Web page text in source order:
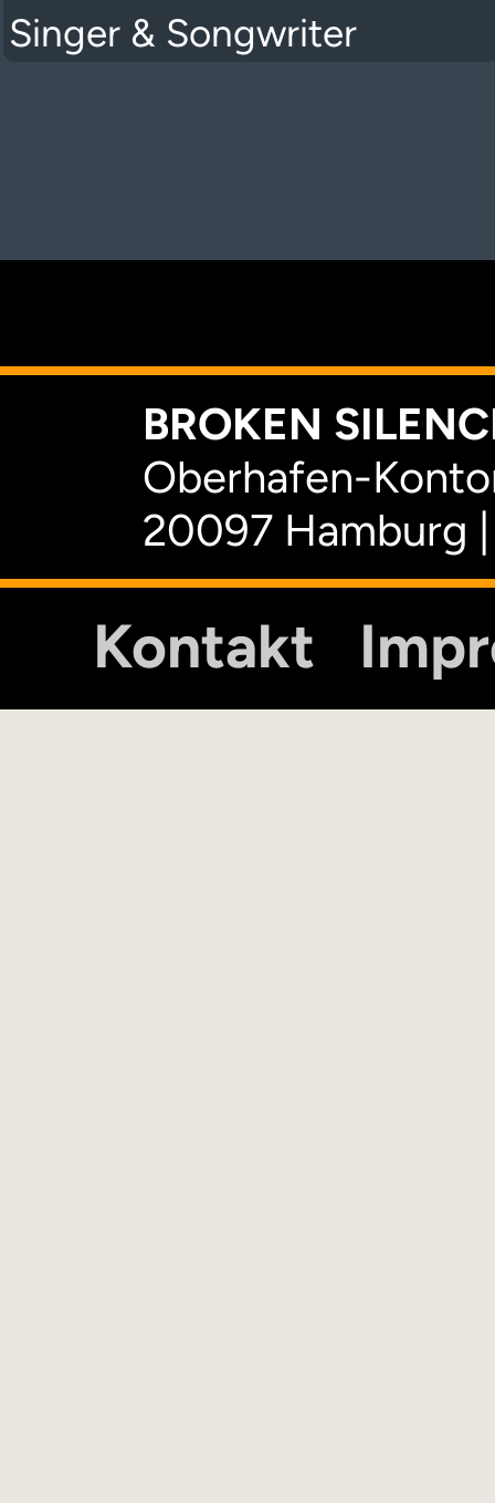
Singer & Songwriter
BROKEN
Oberhafen-
20097 Hamburg
Kontakt